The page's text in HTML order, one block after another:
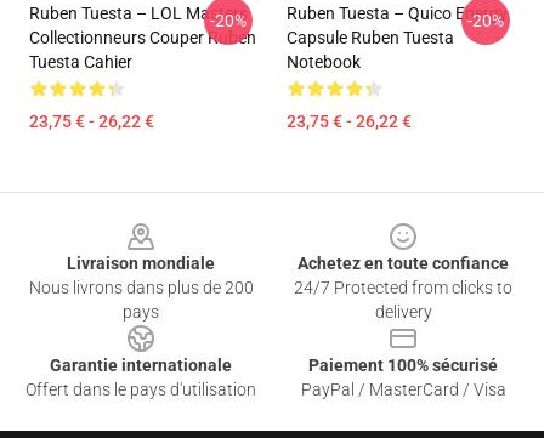
Ruben Tuesta – LOL Masters
Collectionneurs Couper Ruben
Tuesta Cahier
23,75 € - 26,22 €
-20%
Ruben Tuesta – Quico Energy
Capsule Ruben Tuesta
Notebook
23,75 € - 26,22 €
-20%
Livraison mondiale
Nous livrons dans plus de 200
pays
Achetez en toute confiance
24/7 Protected from clicks to
delivery
Garantie internationale
Offert dans le pays d'utilisation
Paiement 100% sécurisé
PayPal / MasterCard / Visa